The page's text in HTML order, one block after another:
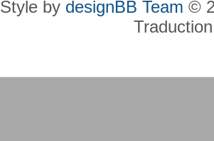
Style by designBB Team ©